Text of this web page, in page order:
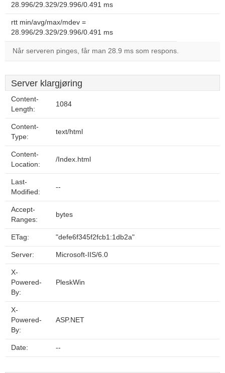
28.996/29.329/29.996/0.491 ms
rtt min/avg/max/mdev =
28.996/29.329/29.996/0.491 ms
Når serveren pinges, får man 28.9 ms som respons.
Server klargjøring
Content-
Length:
1084
Content-
Type:
text/html
Content-
Location:
/Index.html
Last-
Modified:
--
Accept-
Ranges:
bytes
ETag: "defe6f345f2fcb1:1db2a"
Server: Microsoft-IIS/6.0
X-
Powered-
By:
PleskWin
X-
Powered-
By:
ASP.NET
Date: --